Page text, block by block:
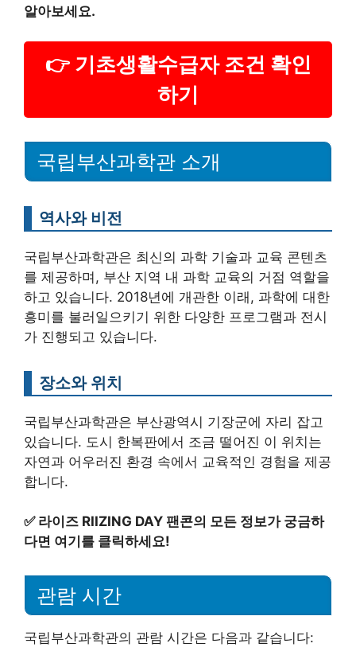
알아보세요.
👉 기초생활수급자 조건 확인
하기
국립부산과학관 소개
역사와 비전
국립부산과학관은 최신의 과학 기술과 교육 콘텐츠
를 제공하며, 부산 지역 내 과학 교육의 거점 역할을
하고 있습니다. 2018년에 개관한 이래, 과학에 대한
흥미를 불러일으키기 위한 다양한 프로그램과 전시
가 진행되고 있습니다.
장소와 위치
국립부산과학관은 부산광역시 기장군에 자리 잡고
있습니다. 도시 한복판에서 조금 떨어진 이 위치는
자연과 어우러진 환경 속에서 교육적인 경험을 제공
합니다.
✅ 라이즈 RIIZING DAY 팬콘의 모든 정보가 궁금하
다면 여기를 클릭하세요!
관람 시간
국립부산과학관의 관람 시간은 다음과 같습니다: